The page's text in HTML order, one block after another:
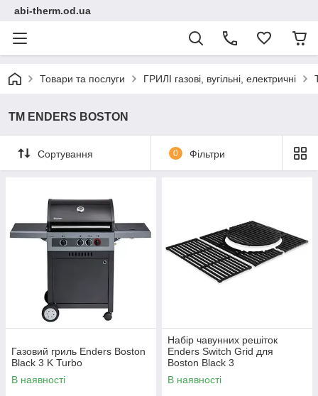
abi-therm.od.ua
Товари та послуги ГРИЛІ газові, вугільні, електричні
TM ENDERS BOSTON
Сортування 0 Фільтри
Газовий гриль Enders Boston
Black 3 K Turbo
В наявності
Набір чавунних решіток
Enders Switch Grid для
Boston Black 3
В наявності